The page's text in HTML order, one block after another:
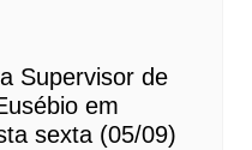
Supervisor de
em
sexta (05/09)